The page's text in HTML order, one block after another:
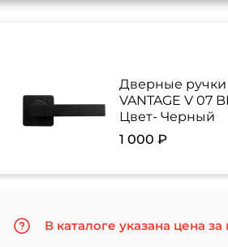
Дверные ручки
VANTAGE V 07
Цвет- Черный
1 000 ₽
В каталоге указана цена